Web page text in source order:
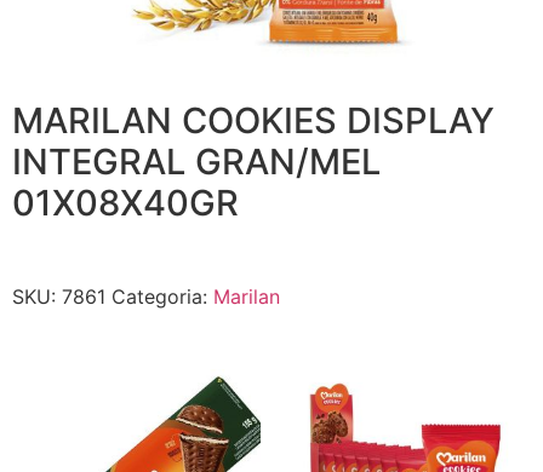
MARILAN COOKIES DISPLAY
INTEGRAL GRAN/MEL
01X08X40GR
SKU: 7861 Categoria: Marilan